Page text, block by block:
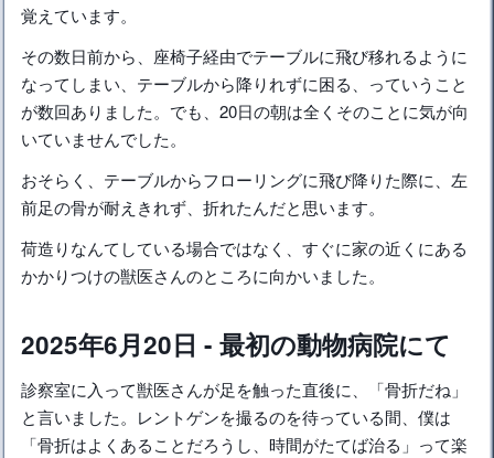
覚えています。
その数日前から、座椅子経由でテーブルに飛び移れるように
なってしまい、テーブルから降りれずに困る、っていうこと
が数回ありました。でも、20日の朝は全くそのことに気が向
いていませんでした。
おそらく、テーブルからフローリングに飛び降りた際に、左
前足の骨が耐えきれず、折れたんだと思います。
荷造りなんてしている場合ではなく、すぐに家の近くにある
かかりつけの獣医さんのところに向かいました。
2025年6月20日 - 最初の動物病院にて
診察室に入って獣医さんが足を触った直後に、「骨折だね」
と言いました。レントゲンを撮るのを待っている間、僕は
「骨折はよくあることだろうし、時間がたてば治る」って楽